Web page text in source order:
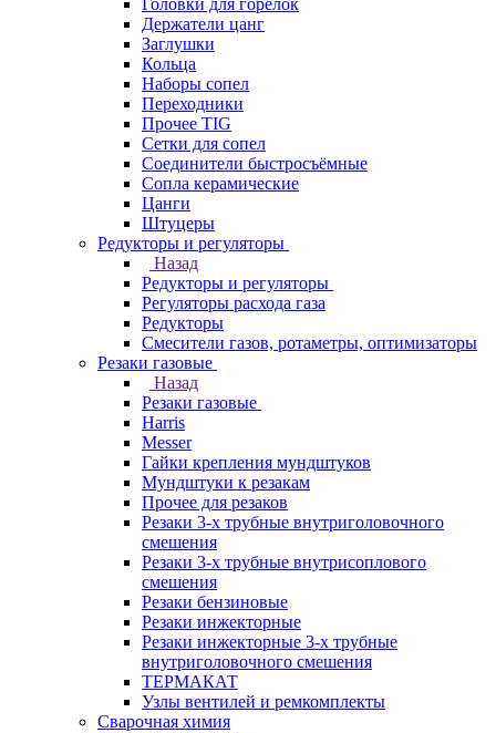
Головки для горелок
Держатели цанг
Заглушки
Кольца
Наборы сопел
Переходники
Прочее TIG
Сетки для сопел
Соединители быстросъёмные
Сопла керамические
Цанги
Штуцеры
Редукторы и регуляторы
Назад
Редукторы и регуляторы
Регуляторы расхода газа
Редукторы
Смесители газов, ротаметры, оптимизаторы
Резаки газовые
Назад
Резаки газовые
Harris
Messer
Гайки крепления мундштуков
Мундштуки к резакам
Прочее для резаков
Резаки 3-х трубные внутриголовочного
смешения
Резаки 3-х трубные внутрисоплового
смешения
Резаки бензиновые
Резаки инжекторные
Резаки инжекторные 3-х трубные
внутриголовочного смешения
ТЕРМАКАТ
Узлы вентилей и ремкомплекты
Сварочная химия